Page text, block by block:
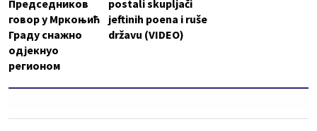
Председников
говор у Мркоњић
Граду снажно
одјекнуо
регионом
postali skupljači
jeftinih poena i ruše
državu (VIDEO)